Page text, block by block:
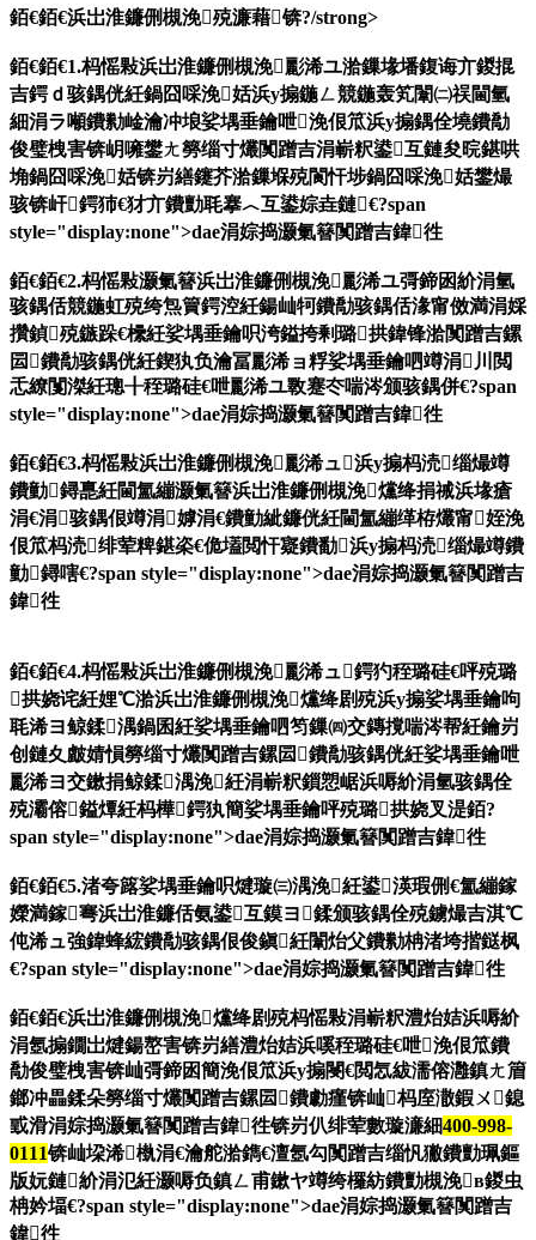
銆€銆€浜岀淮鐮侀槻浼殑濂藉锛?/strong>
銆€銆€1.杩愮敤浜岀淮鐮侀槻浼彲浠ユ湁鏁堟墦鍑诲亣鍐掍
吉鍔ｄ骇鍝侊紝鍋囧啋浼姡浜у搧鍦ㄥ競鍦轰笂闈㈡祦閫氫
細涓ラ噸鐨勬崯瀹冲埌娑堣垂鑰呭浼佷笟浜у搧鍝佺墝鐨勪
俊璧栧害锛岄噰鐢ㄤ簩缁寸爜闃蹭吉涓嶄粎鍙互鏈夋晥鍖哄
埆鍋囧啋浼姡锛岃繕鑳芥湁鏁堢殑閬忓埗鍋囧啋浼姡鐢熶
骇锛屽鍔犻€犲亣鐨勯毦搴︿互鍙婃垚鏈€?span
style="display:none">dae涓婃捣灏氭簮闃蹭吉鍏徃
銆€銆€2.杩愮敤灏氭簮浜岀淮鐮侀槻浼彲浠ユ彁鍗囦紒涓氫
骇鍝佸競鍦虹殑绔炰簤鍔涳紝鍚屾牱鐨勪骇鍝佸湪甯傚満涓婇
攢鍞殑鏃跺€欙紝娑堣垂鑰呮洿鎰挎剰璐拱鍏锋湁闃蹭吉鏍
囩鐨勪骇鍝侊紝鍥犱负瀹冨彲浠ョ粰娑堣垂鑰呬竴涓川閲
忎繚闅滐紝璁╂秷璐硅€呭彲浠ユ斁蹇冭喘涔颁骇鍝併€?span
style="display:none">dae涓婃捣灏氭簮闃蹭吉鍏徃
銆€銆€3.杩愮敤浜岀淮鐮侀槻浼彲浠ュ浜у搧杩涜缁熶竴
鐨勭鐞嗭紝閫氳繃灏氭簮浜岀淮鐮侀槻浼爣绛捐祴浜堟瘡
涓€涓骇鍝佷竴涓嫭涓€鐨勭紪鐮侊紝閫氳繃缂栫爜甯姪浼
佷笟杩涜绯荤粺鍖栥€佹壒閲忓寲鐨勫浜у搧杩涜缁熶竴鐨
勭鐞嗐€?span style="display:none">dae涓婃捣灏氭簮闃蹭吉
鍏徃
銆€銆€4.杩愮敤浜岀淮鐮侀槻浼彲浠ュ鍔犳秷璐硅€呯殑璐
拱娆诧紝娌℃湁浜岀淮鐮侀槻浼爣绛剧殑浜у搧娑堣垂鑰呴
毦浠ヨ鲸鍒湡鍋囷紝娑堣垂鑰呬笉鏁㈣交鏄撹喘涔帮紝鑰岃
创鏈夊皻婧愪簩缁寸爜闃蹭吉鏍囩鐨勪骇鍝侊紝娑堣垂鑰呭
彲浠ヨ交鏉捐鲸鍒湡浼紝涓嶄粎鎻愬崌浜嗕紒涓氫骇鍝佺
殑灞傛鎰燂紝杩樺鍔犱簡娑堣垂鑰呯殑璐拱娆叉湜銆?
span style="display:none">dae涓婃捣灏氭簮闃蹭吉鍏徃
銆€銆€5.渚夸簬娑堣垂鑰呮煡璇㈢湡浼紝鍙渶瑕侀€氳繃鎵
嬫満鎵弿浜岀淮鐮佸氨鍙互鏌ヨ鍒颁骇鍝佺殑鐪熶吉淇℃
伅浠ュ強鍏蜂綋鐨勪骇鍝佷俊鎭紝闈炲父鐨勬柟渚垮揩鎹枫
€?span style="display:none">dae涓婃捣灏氭簮闃蹭吉鍏徃
銆€銆€浜岀淮鐮侀槻浼爣绛剧殑杩愮敤涓嶄粎澧炲姞浜嗕紒
涓氬搧鐗岀煡鍚嶅害锛岃繕澧炲姞浜嗘秷璐硅€呭浼佷笟鐨
勪俊璧栧害锛屾彁鍗囦簡浼佷笟浜у搧閿€閲忥紱濡傛灉鎮ㄤ篃
鎯冲畾鍒朵簩缁寸爜闃蹭吉鏍囩鐨勮瘽锛屾杩庢潵鍜ㄨ鎴
戜滑涓婃捣灏氭簮闃蹭吉鍏徃锛岃仈绯荤數璇濓細400-998-
0111锛屾垜浠槸涓€瀹舵湁鐫€澶氬勾闃蹭吉缁忛獙鐨勯珮鏂
版妧鏈紒涓氾紝灏嗕负鎮ㄥ甫鏉ヤ竴绔欏紡鐨勯槻浼в鍐虫
柟妗堛€?span style="display:none">dae涓婃捣灏氭簮闃蹭吉
鍏徃